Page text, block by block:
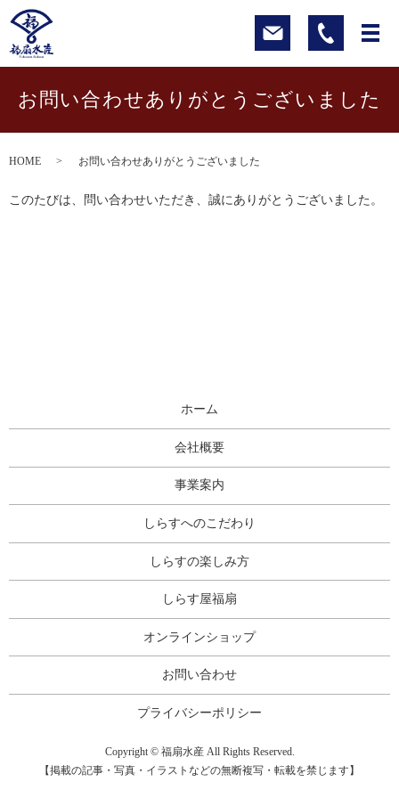
お問い合わせありがとうございました
HOME お問い合わせありがとうございました
このたびは、問い合わせいただき、誠にありがとうございました。
ホーム
会社概要
事業案内
しらすへのこだわり
しらすの楽しみ方
しらす屋福扇
オンラインショップ
お問い合わせ
プライバシーポリシー
Copyright © 福扇水産 All Rights Reserved.
【掲載の記事・写真・イラストなどの無断複写・転載を禁じます】